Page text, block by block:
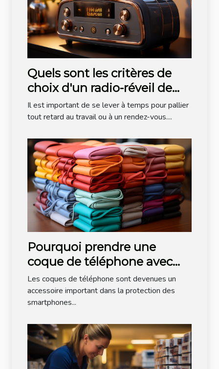
Quels sont les critères de
choix d'un radio-réveil de
bonne qualité ?
Il est important de se lever à temps pour pallier
tout retard au travail ou à un rendez-vous....
Pourquoi prendre une
coque de téléphone avec
cordon ?
Les coques de téléphone sont devenues un
accessoire important dans la protection des
smartphones...